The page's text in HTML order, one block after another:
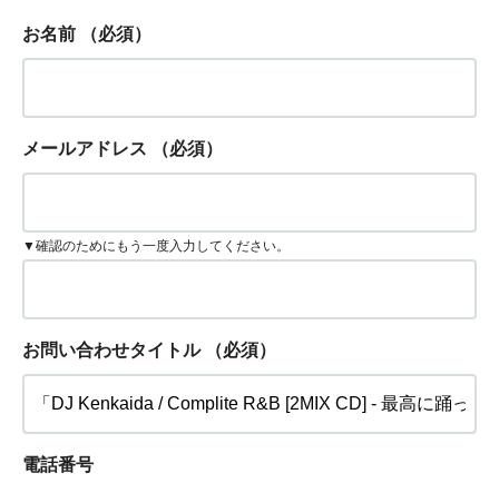
お名前 （必須）
メールアドレス （必須）
▼確認のためにもう一度入力してください。
お問い合わせタイトル （必須）
電話番号